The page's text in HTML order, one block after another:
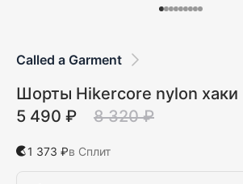
Called a Garment
Шорты Hikercore nylon хаки
5 490 ₽
8 320 ₽
1 373 ₽в Сплит